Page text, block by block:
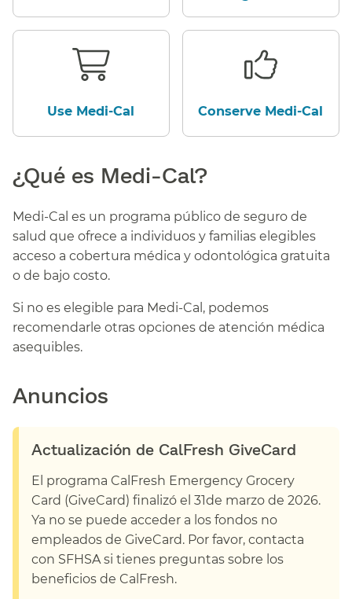
Use Medi-Cal​​ Conserve Medi-Cal​​
¿Qué es Medi-Cal?​​
Medi-Cal es un programa público de seguro de
salud que ofrece a individuos y familias elegibles
acceso a cobertura médica y odontológica gratuita
o de bajo costo.​​
Si no es elegible para Medi-Cal, podemos
recomendarle otras opciones de atención médica
asequibles.​​
Anuncios​​
Actualización de CalFresh GiveCard​​
El programa CalFresh Emergency Grocery
Card (GiveCard) finalizó el 31de marzo de 2026.
Ya no se puede acceder a los fondos no
empleados de GiveCard. Por favor, contacta
con SFHSA si tienes preguntas sobre los
beneficios de CalFresh.​​